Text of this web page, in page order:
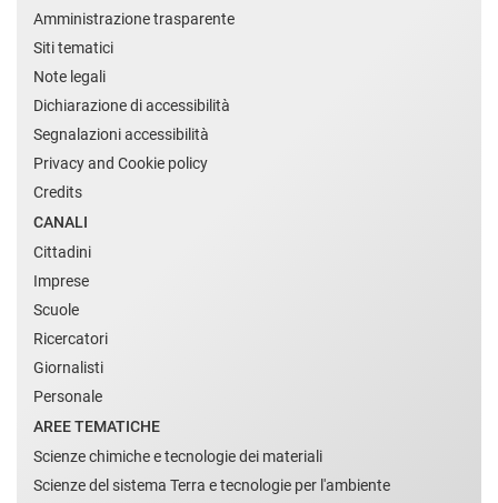
Amministrazione trasparente
Siti tematici
Note legali
Dichiarazione di accessibilità
Segnalazioni accessibilità
Privacy and Cookie policy
Credits
CANALI
Cittadini
Imprese
Scuole
Ricercatori
Giornalisti
Personale
AREE TEMATICHE
Scienze chimiche e tecnologie dei materiali
Scienze del sistema Terra e tecnologie per l'ambiente